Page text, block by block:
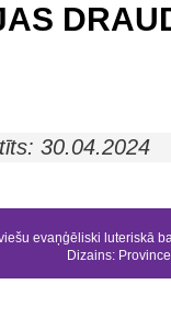
30.04.2024
evaņģēliski luteriskā
Dizains: